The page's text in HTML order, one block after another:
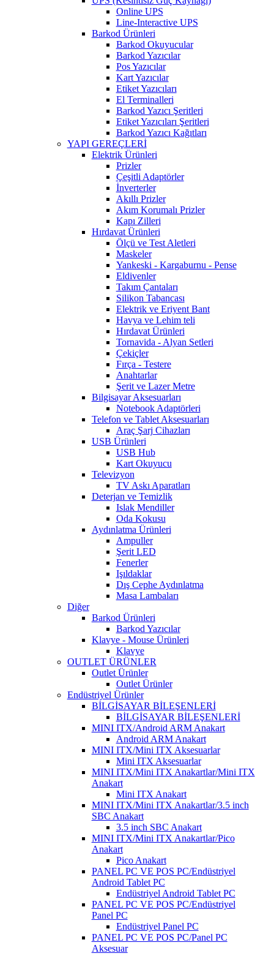
Online UPS
Line-Interactive UPS
Barkod Ürünleri
Barkod Okuyucular
Barkod Yazıcılar
Pos Yazıcılar
Kart Yazıcılar
Etiket Yazıcıları
El Terminalleri
Barkod Yazıcı Şeritleri
Etiket Yazıcıları Şeritleri
Barkod Yazıcı Kağıtları
YAPI GEREÇLERİ
Elektrik Ürünleri
Prizler
Çeşitli Adaptörler
İnverterler
Akıllı Prizler
Akım Korumalı Prizler
Kapı Zilleri
Hırdavat Ürünleri
Ölçü ve Test Aletleri
Maskeler
Yankeski - Kargaburnu - Pense
Eldivenler
Takım Çantaları
Silikon Tabancası
Elektrik ve Eriyent Bant
Havya ve Lehim teli
Hırdavat Ürünleri
Tornavida - Alyan Setleri
Çekiçler
Fırça - Testere
Anahtarlar
Şerit ve Lazer Metre
Bilgisayar Aksesuarları
Notebook Adaptörleri
Telefon ve Tablet Aksesuarları
Araç Şarj Cihazları
USB Ürünleri
USB Hub
Kart Okuyucu
Televizyon
TV Askı Aparatları
Deterjan ve Temizlik
Islak Mendiller
Oda Kokusu
Aydınlatma Ürünleri
Ampuller
Şerit LED
Fenerler
Işıldaklar
Dış Cephe Aydınlatma
Masa Lambaları
Diğer
Barkod Ürünleri
Barkod Yazıcılar
Klavye - Mouse Ürünleri
Klavye
OUTLET ÜRÜNLER
Outlet Ürünler
Outlet Ürünler
Endüstriyel Ürünler
BİLGİSAYAR BİLEŞENLERİ
BİLGİSAYAR BİLEŞENLERİ
MINI ITX/Android ARM Anakart
Android ARM Anakart
MINI ITX/Mini ITX Aksesuarlar
Mini ITX Aksesuarlar
MINI ITX/Mini ITX Anakartlar/Mini ITX
Anakart
Mini ITX Anakart
MINI ITX/Mini ITX Anakartlar/3.5 inch
SBC Anakart
3.5 inch SBC Anakart
MINI ITX/Mini ITX Anakartlar/Pico
Anakart
Pico Anakart
PANEL PC VE POS PC/Endüstriyel
Android Tablet PC
Endüstriyel Android Tablet PC
PANEL PC VE POS PC/Endüstriyel
Panel PC
Endüstriyel Panel PC
PANEL PC VE POS PC/Panel PC
Aksesuar